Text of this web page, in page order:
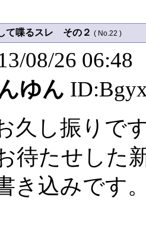
て喋るスレ その２ ( No.22 )
08/26 06:48
ゆん
久し振りで
待たせした
き込みです